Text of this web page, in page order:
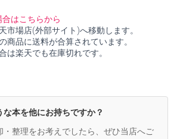
はこちらから
市場店(外部サイト)へ移動します。
商品に送料が合算されています。
は楽天でも在庫切れです。
本を他にお持ちですか？
・整理をお考えでしたら、ぜひ当店へご